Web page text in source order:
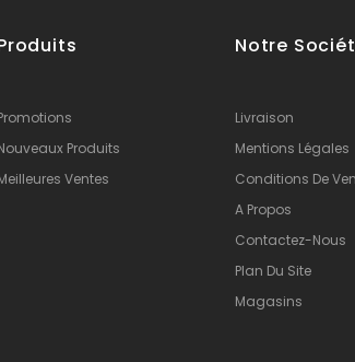
Produits
Ventes
Notre
Livraison
Mentions Légales
Conditions De
A Propos
Contactez-Nous
Plan Du Site
Magasins